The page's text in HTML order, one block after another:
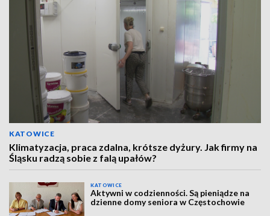
KATOWICE
Klimatyzacja, praca zdalna, krótsze dyżury. Jak firmy na
Śląsku radzą sobie z falą upałów?
KATOWICE
Aktywni w codzienności. Są pieniądze na
dzienne domy seniora w Częstochowie